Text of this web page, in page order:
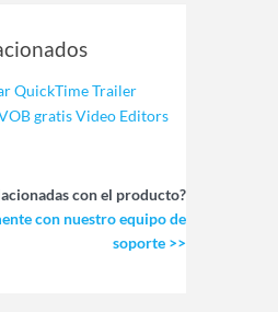
QuickTime Trailer
gratis Video Editors
con el producto?
con nuestro equipo de
soporte >>